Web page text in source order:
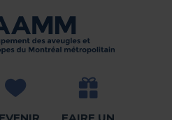
D'ACCUEIL -